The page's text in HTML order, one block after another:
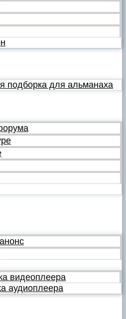
подборка для альманаха
видеоплеера
аудиоплеера